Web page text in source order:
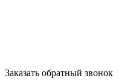
Заказать обратный звонок